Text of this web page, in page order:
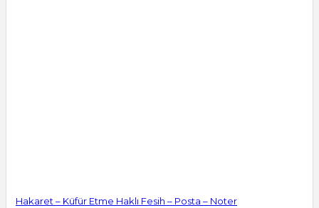
Hakaret – Küfür Etme Haklı Fesih – Posta – Noter